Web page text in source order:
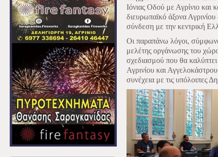
Ιόνιας Οδού με Αγρίνιο και
διευρωπαϊκό άξονα
σύνδεση με την κεντρική
Οι παραπάνω λόγοι,
μελέτης οργάνωσης του
σχεδιασμού που θα
Αγρινίου και
συνέχεια με τις υπόλοιπες